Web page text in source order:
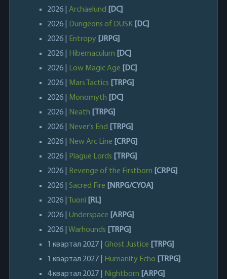
2026 | Archaelund [DC]
2026 | Dungeons of DUSK [DC]
2026 | Entropy [JRPG]
2026 | Hibernaculum [DC]
2026 | Low Magic Age [DC]
2026 | Mars Tactics [TRPG]
2026 | Monomyth [DC]
2026 | Neath [TRPG]
2026 | Never's End [TRPG]
2026 | New Arc Line [CRPG]
2026 | Plague Lords [TRPG]
2026 | Revenge of the Firstborn [CRPG]
2026 | Sacred Fire [NRPG/CYOA]
2026 |
Tuoni [RL]
2026 | Underspace [ARPG]
2026 | Warhounds [TRPG]
1 квартал 2027 | Ghost Justice [TRPG]
1 квартал 2027 | Humanity Echo [TRPG]
4 квартал 2027 | Nightborn [ARPG]